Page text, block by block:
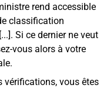
rend accessible
classification
Si ce dernier ne veut
vous alors à votre
vérifications, vous êtes